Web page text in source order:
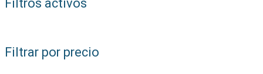
Filtros activos
Filtrar por precio